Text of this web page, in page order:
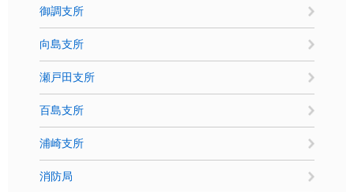
御調支所
向島支所
瀬戸田支所
百島支所
浦崎支所
消防局